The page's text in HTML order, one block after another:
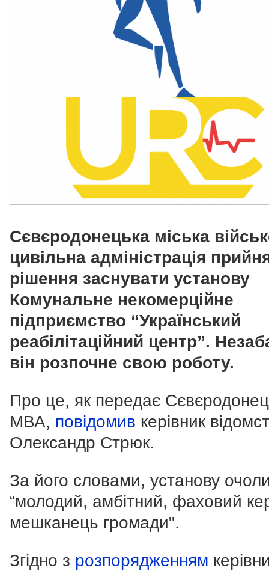
Сєвєродонецька міська
цивільна адміністрація
рішення заснувати установу
Комунальне некомерційне
підприємство “Український
реабілітаційний центр”.
він розпочне свою роботу.
Про це, як передає
МВА, повідомив керівник
Олександр Стрюк.
За його словами, установу
“молодий, амбітний, фаховий
мешканець громади".
Згідно з розпорядженням